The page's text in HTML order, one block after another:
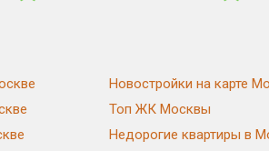
Новостройки на карте
Топ ЖК Москвы
Недорогие квартиры в